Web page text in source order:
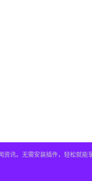
讯。无需安装插件，轻松就能